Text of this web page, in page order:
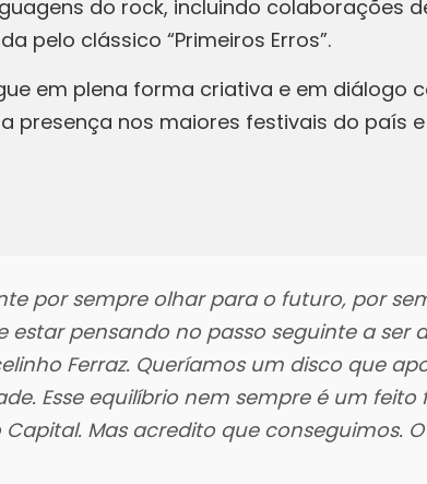
do rock, incluindo colaborações
pelo clássico “Primeiros Erros”.
em plena forma criativa e em diálogo
nos maiores festivais do país e
por sempre olhar para o futuro, por
pensando no passo seguinte a ser
Ferraz. Queríamos um disco que
Esse equilíbrio nem sempre é um feito
Mas acredito que conseguimos.